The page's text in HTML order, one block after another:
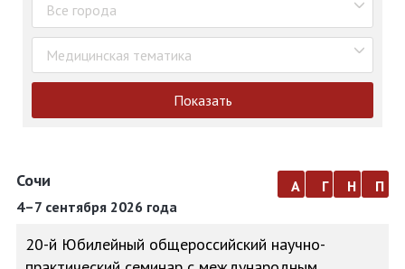
Все города
Медицинская тематика
Показать
Сочи
4–7 сентября 2026 года
а г н п
20-й Юбилейный общероссийский научно-